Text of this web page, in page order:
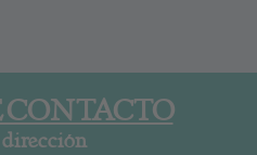
CONTACTO